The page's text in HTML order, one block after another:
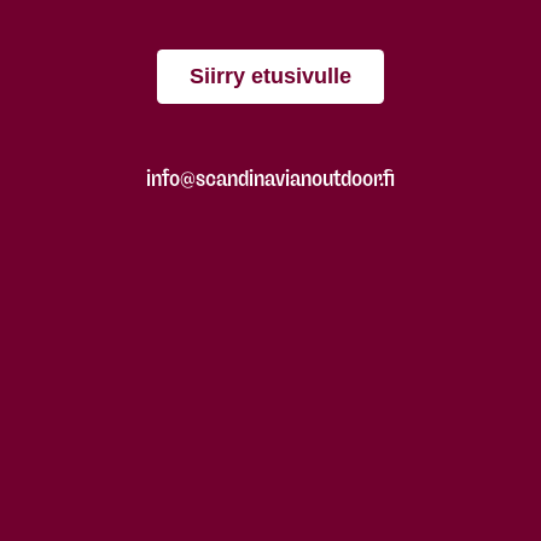
Siirry etusivulle
info@scandinavianoutdoor.fi